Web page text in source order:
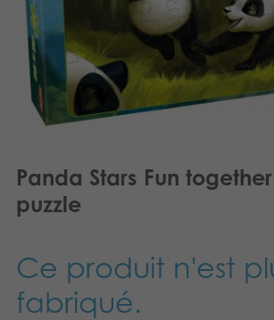
Produits archivés
Applications mobiles
Nederlands
Norsk
Svenska
Deutsch
Panda Stars Fun
puzzle
Ce produit n'est
fabriqué.